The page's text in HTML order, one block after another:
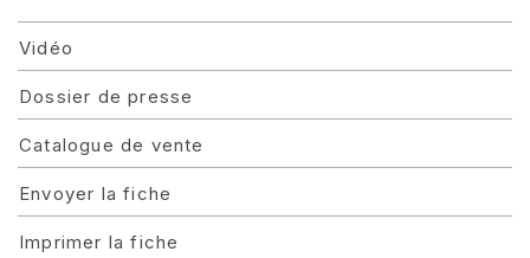
Vidéo
Dossier de presse
Catalogue de vente
Envoyer la fiche
Imprimer la fiche